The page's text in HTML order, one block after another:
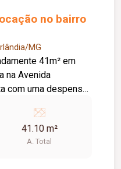
no bairro
MG
41m² em
na Avenida
com uma despensa
de garagem
para clientes e
busca um espaço
41.10 m²
A. Total